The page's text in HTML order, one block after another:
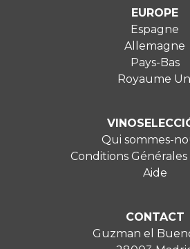
EUROPE
Espagne
Allemagne
Pays-Bas
Royaume
Qui sommes-
Conditions
Aide
CONTACT
Guzman el